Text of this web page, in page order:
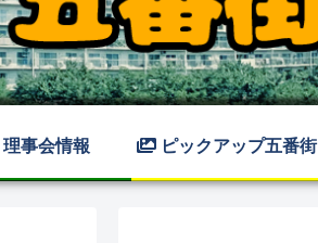
理事会情報 ピックアップ五番街